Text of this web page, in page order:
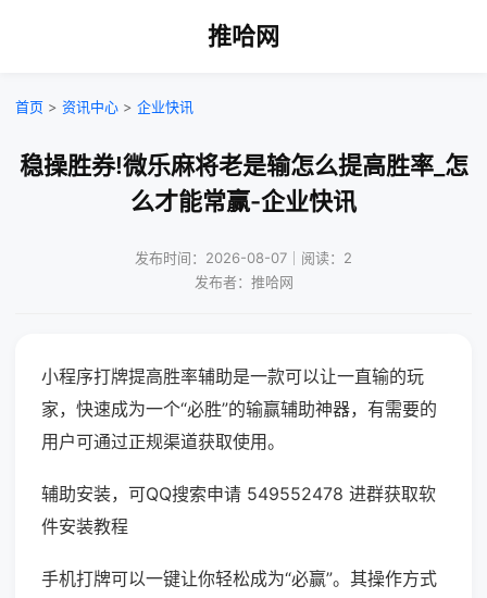
推哈网
首页 > 资讯中心 > 企业快讯
稳操胜券!微乐麻将老是输怎么提高胜率_怎
么才能常赢-企业快讯
发布时间：2026-08-07｜阅读：2
发布者：推哈网
小程序打牌提高胜率辅助是一款可以让一直输的玩
家，快速成为一个“必胜”的输赢辅助神器，有需要的
用户可通过正规渠道获取使用。
辅助安装，可QQ搜索申请 549552478 进群获取软
件安装教程
手机打牌可以一键让你轻松成为“必赢”。其操作方式